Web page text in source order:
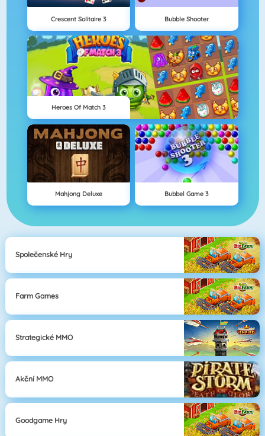
Crescent Solitaire 3 Bubble Shooter
Heroes Of Match 3
Mahjong Deluxe Bubbel Game 3
Společenské Hry
Farm Games
Strategické MMO
Akční MMO
Goodgame Hry